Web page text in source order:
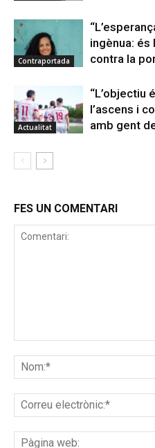
Contraportada
ingènua: és
contra la
Actualitat
“L’objectiu
l’ascens i
amb gent
FES UN COMENTARI